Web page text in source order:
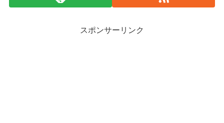
スポンサーリンク